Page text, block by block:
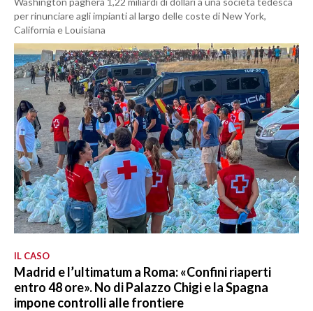
per rinunciare agli impianti al largo delle coste di New York,
California e Louisiana
IL CASO
Madrid e l’ultimatum a Roma: «Confini riaperti
entro 48 ore». No di Palazzo Chigi e la Spagna
impone controlli alle frontiere